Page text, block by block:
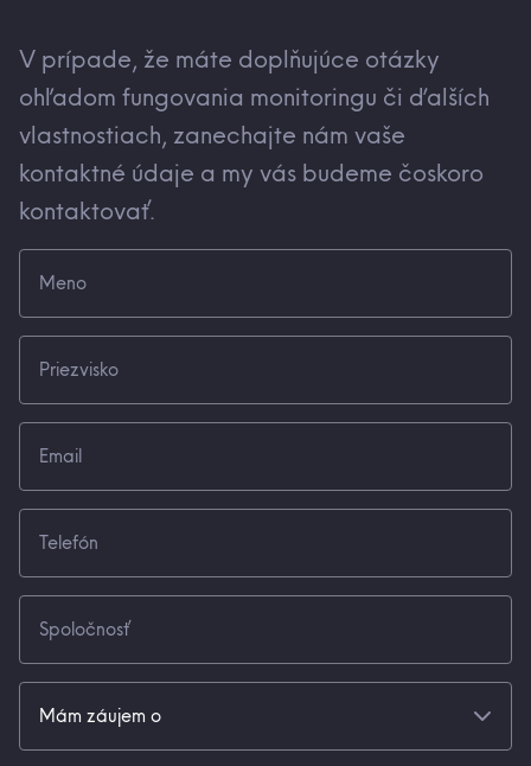
V prípade, že máte doplňujúce otázky
ohľadom fungovania monitoringu či ďalších
vlastnostiach, zanechajte nám vaše
kontaktné údaje a my vás budeme čoskoro
kontaktovať.